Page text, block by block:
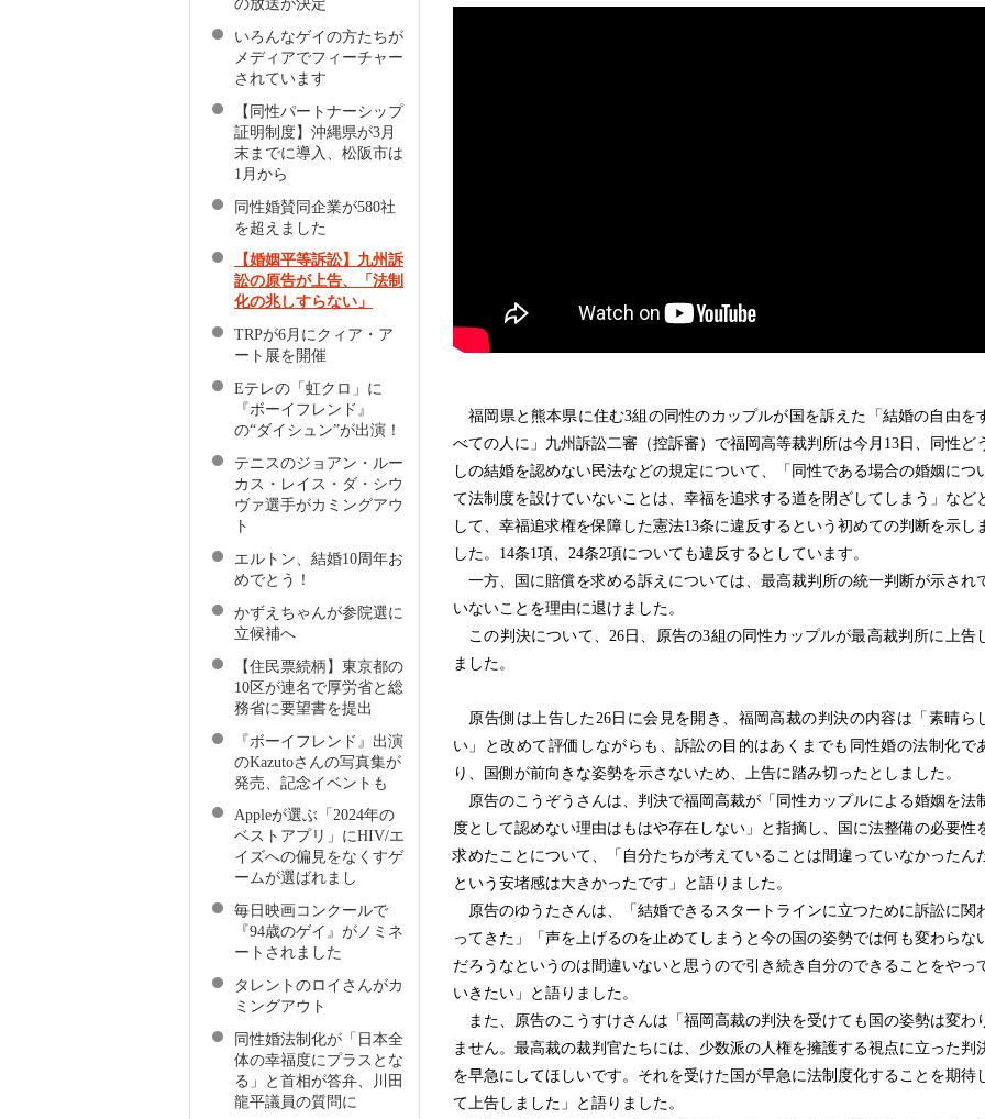
福岡県と熊本県に住む3組の同性のカップルが国を訴えた「結婚の自由を
べての人に」九州訴訟二審（控訴審）で福岡高等裁判所は今月13日、同性ど
しの結婚を認めない民法などの規定について、「同性である場合の婚姻につ
て法制度を設けていないことは、幸福を追求する道を閉ざしてしまう」など
して、幸福追求権を保障した憲法13条に違反するという初めての判断を示し
した。14条1項、24条2項についても違反するとしています。
一方、国に賠償を求める訴えについては、最高裁判所の統一判断が示され
いないことを理由に退けました。
この判決について、26日、原告の3組の同性カップルが最高裁判所に上告
ました。
原告側は上告した26日に会見を開き、福岡高裁の判決の内容は「素晴ら
い」と改めて評価しながらも、訴訟の目的はあくまでも同性婚の法制化で
り、国側が前向きな姿勢を示さないため、上告に踏み切ったとしました。
原告のこうぞうさんは、判決で福岡高裁が「同性カップルによる婚姻を法
度として認めない理由はもはや存在しない」と指摘し、国に法整備の必要性
求めたことについて、「自分たちが考えていることは間違っていなかったん
という安堵感は大きかったです」と語りました。
原告のゆうたさんは、「結婚できるスタートラインに立つために訴訟に関
ってきた」「声を上げるのを止めてしまうと今の国の姿勢では何も変わらな
だろうなというのは間違いないと思うので引き続き自分のできることをやっ
いきたい」と語りました。
また、原告のこうすけさんは「福岡高裁の判決を受けても国の姿勢は変わ
ません。最高裁の裁判官たちには、少数派の人権を擁護する視点に立った判
を早急にしてほしいです。それを受けた国が早急に法制度化することを期待
て上告しました」と語りました。
の放送が決定
いろんなゲイの方たちが
メディアでフィーチャー
されています
【同性パートナーシップ
証明制度】沖縄県が3月
末までに導入、松阪市は
1月から
同性婚賛同企業が580社
を超えました
【婚姻平等訴訟】九州訴
訟の原告が上告、「法制
化の兆しすらない」
TRPが6月にクィア・ア
ート展を開催
Eテレの「虹クロ」に
『ボーイフレンド』
の“ダイシュン”が出演！
テニスのジョアン・ルー
カス・レイス・ダ・シウ
ヴァ選手がカミングアウ
ト
エルトン、結婚10周年お
めでとう！
かずえちゃんが参院選に
立候補へ
【住民票続柄】東京都の
10区が連名で厚労省と総
務省に要望書を提出
『ボーイフレンド』出演
のKazutoさんの写真集が
発売、記念イベントも
Appleが選ぶ「2024年の
ベストアプリ」にHIV/エ
イズへの偏見をなくすゲ
ームが選ばれまし
毎日映画コンクールで
『94歳のゲイ』がノミネ
ートされました
タレントのロイさんがカ
ミングアウト
同性婚法制化が「日本全
体の幸福度にプラスとな
る」と首相が答弁、川田
龍平議員の質問に